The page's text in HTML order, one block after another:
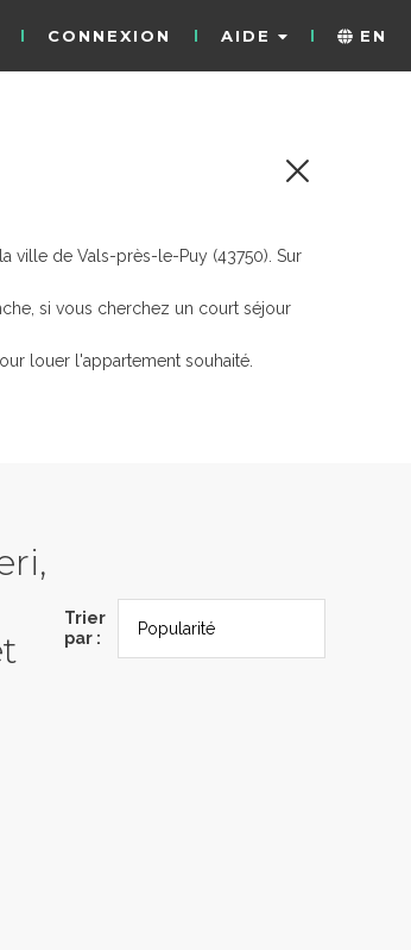
CONNEXION AIDE EN
ville de Vals-près-le-Puy (43750). Sur
si vous cherchez un court séjour
louer l'appartement souhaité.
Trier
par :